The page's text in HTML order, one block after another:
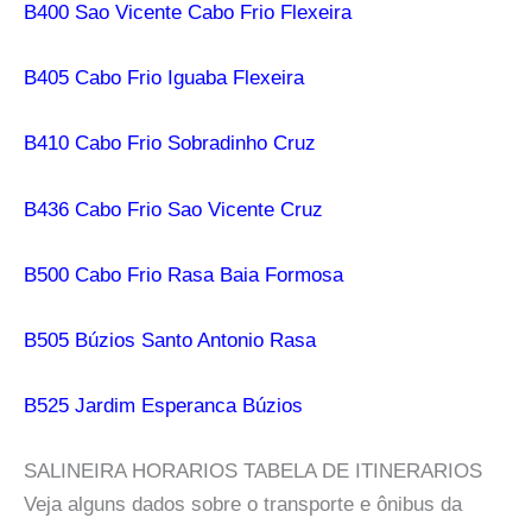
B400 Sao Vicente Cabo Frio Flexeira
B405 Cabo Frio Iguaba Flexeira
B410 Cabo Frio Sobradinho Cruz
B436 Cabo Frio Sao Vicente Cruz
B500 Cabo Frio Rasa Baia Formosa
B505 Búzios Santo Antonio Rasa
B525 Jardim Esperanca Búzios
SALINEIRA HORARIOS TABELA DE ITINERARIOS
Veja alguns dados sobre o transporte e ônibus da